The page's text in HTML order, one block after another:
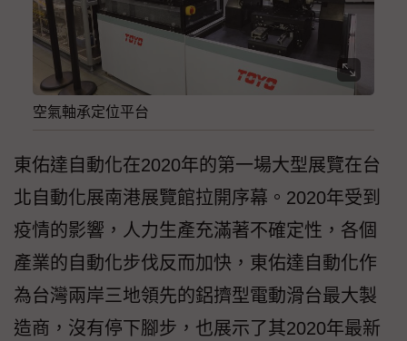
空氣軸承定位平台
東佑達自動化在2020年的第一場大型展覽在台
北自動化展南港展覽館拉開序幕。2020年受到
疫情的影響，人力生產充滿著不確定性，各個
產業的自動化步伐反而加快，東佑達自動化作
為台灣兩岸三地領先的鋁擠型電動滑台最大製
造商，沒有停下腳步，也展示了其2020年最新